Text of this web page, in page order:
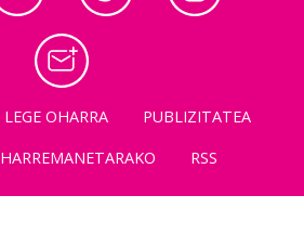
LEGE OHARRA
PUBLIZITATEA
HARREMANETARAKO RSS